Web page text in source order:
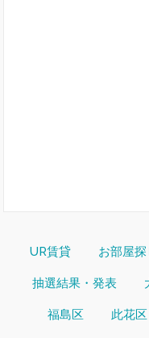
UR賃貸 お部屋
抽選結果・発表
福島区 此花区